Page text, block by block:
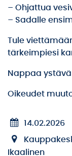
– Ohjattua
– Sadalle
Tule
tärkeimpiesi
Nappaa
Oikeudet
14.02.2026
Ikaalinen